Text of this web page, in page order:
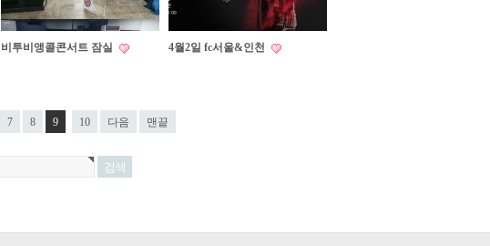
비투비앵콜콘서트 잠실 4월2일 fc서울&인천
7 8 9 10 다음 맨끝